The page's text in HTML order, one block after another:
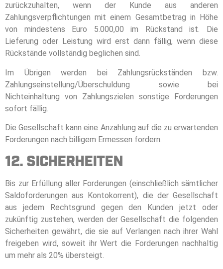
zurückzuhalten, wenn der Kunde aus anderen
Zahlungsverpflichtungen mit einem Gesamtbetrag in Höhe
von mindestens Euro 5.000,00 im Rückstand ist. Die
Lieferung oder Leistung wird erst dann fällig, wenn diese
Rückstände vollständig beglichen sind.
Im Übrigen werden bei Zahlungsrückständen bzw.
Zahlungseinstellung/Überschuldung sowie bei
Nichteinhaltung von Zahlungszielen sonstige Forderungen
sofort fällig.
Die Gesellschaft kann eine Anzahlung auf die zu erwartenden
Forderungen nach billigem Ermessen fordern.
12. Sicherheiten
Bis zur Erfüllung aller Forderungen (einschließlich sämtlicher
Saldoforderungen aus Kontokorrent), die der Gesellschaft
aus jedem Rechtsgrund gegen den Kunden jetzt oder
zukünftig zustehen, werden der Gesellschaft die folgenden
Sicherheiten gewährt, die sie auf Verlangen nach ihrer Wahl
freigeben wird, soweit ihr Wert die Forderungen nachhaltig
um mehr als 20% übersteigt.